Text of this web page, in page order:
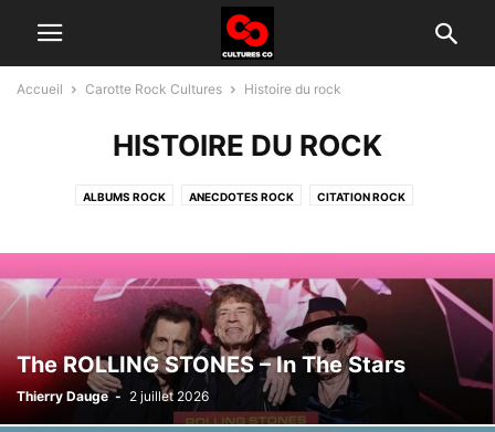
Accueil Carotte Rock Cultures Histoire du rock
HISTOIRE DU ROCK
ALBUMS ROCK ANECDOTES ROCK CITATION ROCK
TÉLÉ ROCK
The ROLLING STONES – In The Stars
Thierry Dauge - 2 juillet 2026